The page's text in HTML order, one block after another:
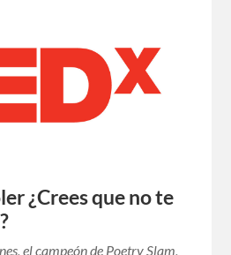
¿Crees que no te
el campeón de Poetry Slam,